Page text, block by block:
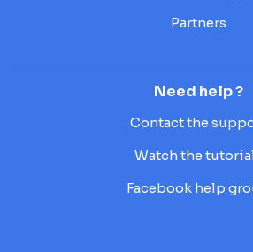
Partners
Need help ?
Contact the
Watch the
Facebook help